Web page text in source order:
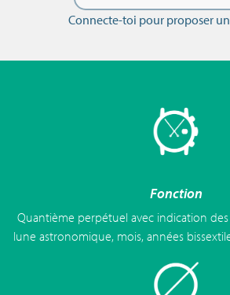
Connecte-toi pour proposer
Fonction
Quantième perpétuel avec indication des
lune astronomique, mois, années